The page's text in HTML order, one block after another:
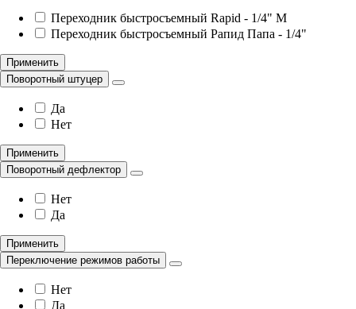
Переходник быстросъемный Rapid - 1/4" M
Переходник быстросъемный Рапид Папа - 1/4"
Применить
Поворотный штуцер
Да
Нет
Применить
Поворотный дефлектор
Нет
Да
Применить
Переключение режимов работы
Нет
Да